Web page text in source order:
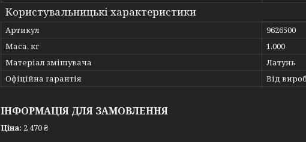
Користувальницькі характеристики
Артикул
9626500
Маса, кг
1.000
Матеріал змішувача
Латунь
Офіційна гарантія
Від
ІНФОРМАЦІЯ ДЛЯ ЗАМОВЛЕННЯ
Ціна: 2 470 ₴